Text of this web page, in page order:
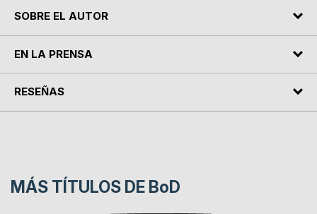
SOBRE EL AUTOR
EN LA PRENSA
RESEÑAS
MÁS TÍTULOS DE BoD